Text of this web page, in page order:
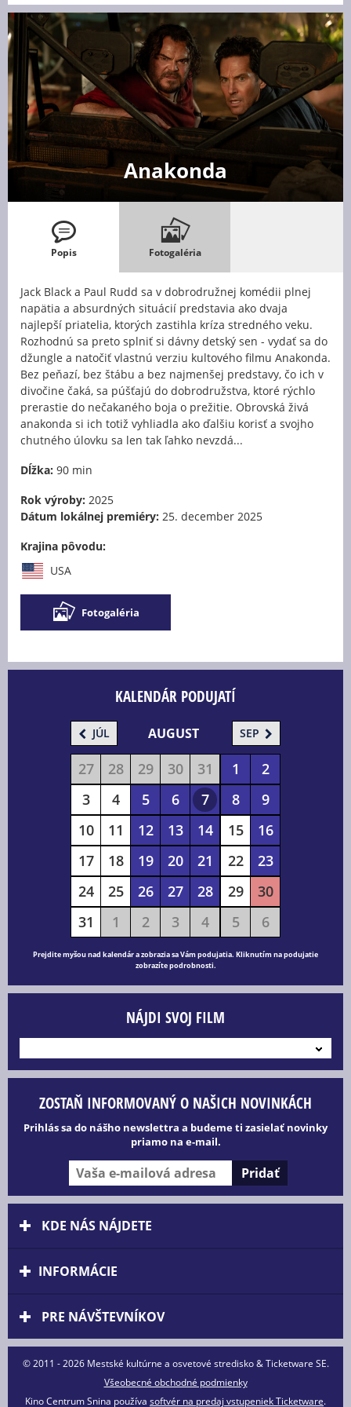
Anakonda
Popis Fotogaléria
Jack Black a Paul Rudd sa v dobrodružnej komédii plnej
napätia a absurdných situácií predstavia ako dvaja
najlepší priatelia, ktorých zastihla kríza stredného veku.
Rozhodnú sa preto splniť si dávny detský sen - vydať sa do
džungle a natočiť vlastnú verziu kultového filmu Anakonda.
Bez peňazí, bez štábu a bez najmenšej predstavy, čo ich v
divočine čaká, sa púšťajú do dobrodružstva, ktoré rýchlo
prerastie do nečakaného boja o prežitie. Obrovská živá
anakonda si ich totiž vyhliadla ako ďalšiu korisť a svojho
chutného úlovku sa len tak ľahko nevzdá...
Dĺžka: 90 min
Rok výroby: 2025
Dátum lokálnej premiéry: 25. december 2025
Krajina pôvodu:
USA
Fotogaléria
KALENDÁR PODUJATÍ
JÚL AUGUST SEP
27 28 29 30 31 1
2
3
4 5 6 7 8
9
10
11 12 13 14 15
16
17
18 19 20 21 22
23
24
25 26 27 28 29
30
31
1 2 3 4 5 6
Prejdite myšou nad kalendár a zobrazia sa Vám podujatia. Kliknutím na podujatie
zobrazíte podrobnosti.
NÁJDI SVOJ FILM
ZOSTAŇ INFORMOVANÝ O NAŠICH NOVINKÁCH
Prihlás sa do nášho newslettra a budeme ti zasielať novinky
priamo na e-mail.
KDE NÁS NÁJDETE
INFORMÁCIE
PRE NÁVŠTEVNÍKOV
© 2011 - 2026 Mestské kultúrne a osvetové stredisko & Ticketware SE.
Všeobecné obchodné podmienky
Kino Centrum Snina používa softvér na predaj vstupeniek Ticketware.